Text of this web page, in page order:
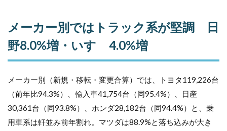
メーカー別ではトラック系が堅調 日
野8.0%増・いすゞ4.0%増
メーカー別（新規・移転・変更合算）では、トヨタ119,226台
（前年比94.3%）、輸入車41,754台（同95.4%）、日産
30,361台（同93.8%）、ホンダ28,182台（同94.4%）と、乗
用車系は軒並み前年割れ。マツダは88.9%と落ち込みが大き